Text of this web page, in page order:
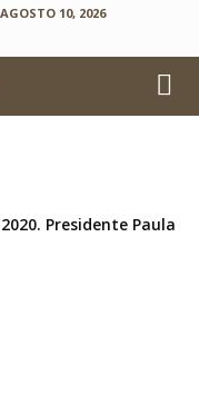
10, 2026
Presidente Paula